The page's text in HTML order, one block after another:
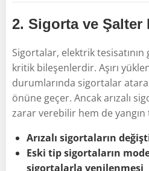
2. Sigorta ve Şalter
Sigortalar, elektrik
kritik bileşenlerdir. Aşırı
durumlarında sigortalar
önüne geçer. Ancak arızalı
zarar verebilir hem de
Arızalı sigortaların
Eski tip sigortaların
sigortalarla yenilenmesi